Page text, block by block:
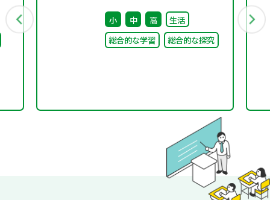
ワーキンググループ（第
8回） 配付資料
小 中 高
生活
総合的な学習
総合的な探究